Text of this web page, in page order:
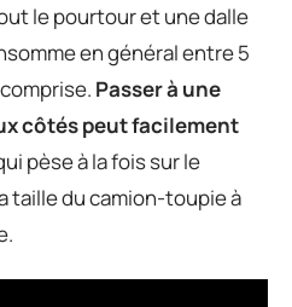
le pourtour et une dalle
en général entre 5
Passer à une
côtés peut facilement
pèse à la fois sur le
taille du camion-toupie à